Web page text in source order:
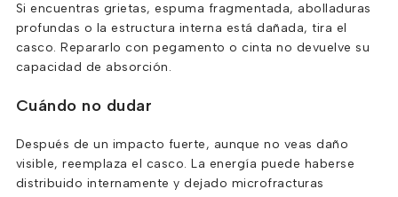
Si encuentras grietas, espuma fragmentada, abolladuras
profundas o la estructura interna está dañada, tira el
casco. Repararlo con pegamento o cinta no devuelve su
capacidad de absorción.
Cuándo no dudar
Después de un impacto fuerte, aunque no veas daño
visible, reemplaza el casco. La energía puede haberse
distribuido internamente y dejado microfracturas